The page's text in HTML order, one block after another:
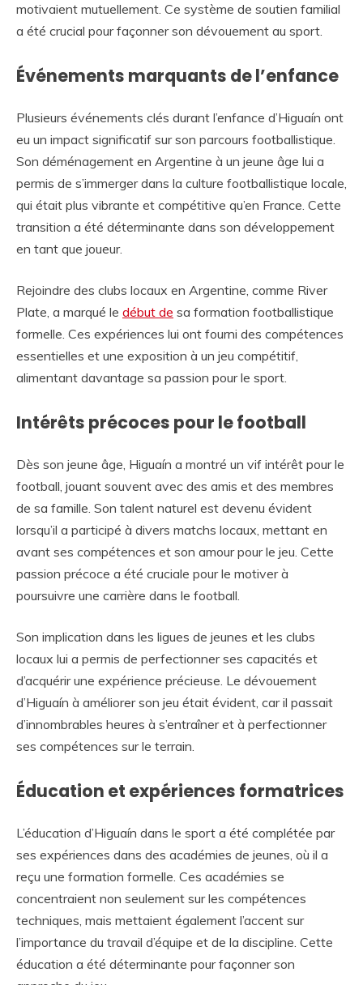
motivaient mutuellement. Ce système de soutien familial
a été crucial pour façonner son dévouement au sport.
Événements marquants de l’enfance
Plusieurs événements clés durant l’enfance d’Higuaín ont
eu un impact significatif sur son parcours footballistique.
Son déménagement en Argentine à un jeune âge lui a
permis de s’immerger dans la culture footballistique locale,
qui était plus vibrante et compétitive qu’en France. Cette
transition a été déterminante dans son développement
en tant que joueur.
Rejoindre des clubs locaux en Argentine, comme River
Plate, a marqué le début de sa formation footballistique
formelle. Ces expériences lui ont fourni des compétences
essentielles et une exposition à un jeu compétitif,
alimentant davantage sa passion pour le sport.
Intérêts précoces pour le football
Dès son jeune âge, Higuaín a montré un vif intérêt pour le
football, jouant souvent avec des amis et des membres
de sa famille. Son talent naturel est devenu évident
lorsqu’il a participé à divers matchs locaux, mettant en
avant ses compétences et son amour pour le jeu. Cette
passion précoce a été cruciale pour le motiver à
poursuivre une carrière dans le football.
Son implication dans les ligues de jeunes et les clubs
locaux lui a permis de perfectionner ses capacités et
d’acquérir une expérience précieuse. Le dévouement
d’Higuaín à améliorer son jeu était évident, car il passait
d’innombrables heures à s’entraîner et à perfectionner
ses compétences sur le terrain.
Éducation et expériences formatrices
L’éducation d’Higuaín dans le sport a été complétée par
ses expériences dans des académies de jeunes, où il a
reçu une formation formelle. Ces académies se
concentraient non seulement sur les compétences
techniques, mais mettaient également l’accent sur
l’importance du travail d’équipe et de la discipline. Cette
éducation a été déterminante pour façonner son